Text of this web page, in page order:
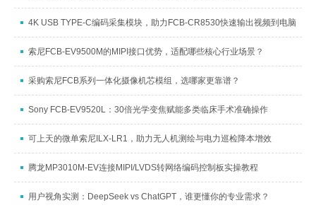
4K USB TYPE-C编码采集模块，助力FCB-CR8530快速输出视频到电脑
索尼FCB-EV9500M的MIPI接口优势，适配哪些核心行业场景？
采购索尼FCB系列一体化摄像机芯模组，选哪家更靠谱？
Sony FCB-EV9520L：30倍光学变焦赋能多类临床手术准确操作
可上天的微单索尼ILX-LR1，助力无人机测绘与电力巡检降本增效
腾龙MP3010M-EV连接MIPI/LVDS转网络编码控制板实操教程
用户视角实测：DeepSeek vs ChatGPT，谁更懂你的专业需求？